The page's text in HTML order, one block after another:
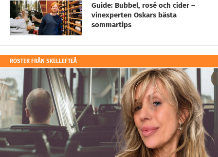
Guide: Bubbel, rosé och cider –
vinexperten Oskars bästa
sommartips
RÖSTER FRÅN SKELLEFTEÅ